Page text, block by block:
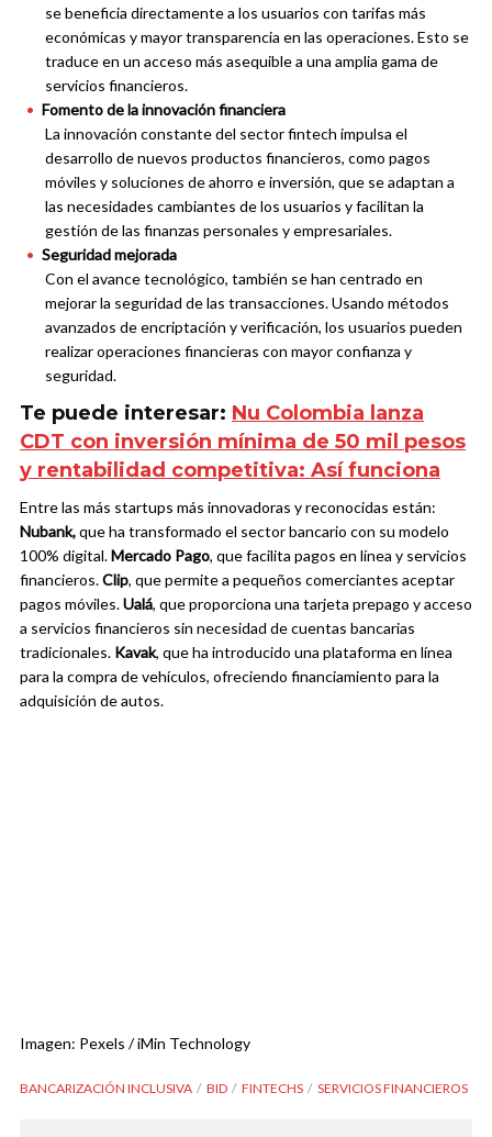
se beneficia directamente a los usuarios con tarifas más
económicas y mayor transparencia en las operaciones. Esto se
traduce en un acceso más asequible a una amplia gama de
servicios financieros.
Fomento de la innovación financiera
La innovación constante del sector fintech impulsa el
desarrollo de nuevos productos financieros, como pagos
móviles y soluciones de ahorro e inversión, que se adaptan a
las necesidades cambiantes de los usuarios y facilitan la
gestión de las finanzas personales y empresariales.
Seguridad mejorada
Con el avance tecnológico, también se han centrado en
mejorar la seguridad de las transacciones. Usando métodos
avanzados de encriptación y verificación, los usuarios pueden
realizar operaciones financieras con mayor confianza y
seguridad.
Te puede interesar: Nu Colombia lanza
CDT con inversión mínima de 50 mil pesos
y rentabilidad competitiva: Así funciona
Entre las más startups más innovadoras y reconocidas están:
Nubank,que ha transformado el sector bancario con su modelo
100% digital.Mercado Pago, que facilita pagos en línea y servicios
financieros.Clip, que permite a pequeños comerciantes aceptar
pagos móviles.Ualá, que proporciona una tarjeta prepago y acceso
a servicios financieros sin necesidad de cuentas bancarias
tradicionales. Kavak, que ha introducido una plataforma en línea
para la compra de vehículos, ofreciendo financiamiento para la
adquisición de autos.
Imagen: Pexels / iMin Technology
BANCARIZACIÓN INCLUSIVA BID FINTECHS SERVICIOS FINANCIEROS